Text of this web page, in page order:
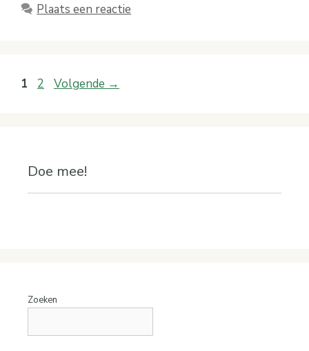
Plaats een reactie
Pagina
1 Pagina
2 Volgende →
Doe mee!
Zoeken